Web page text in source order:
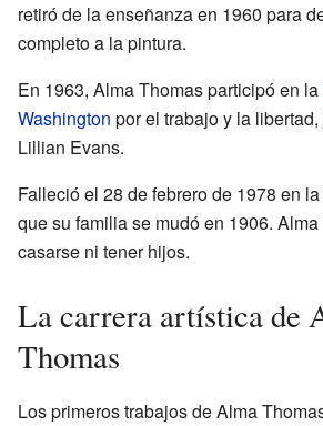
retiró de la enseñanza en 1960 para
completo a la pintura.
En 1963, Alma Thomas participó en la
Washington por el trabajo y la
Lillian Evans.
Falleció el 28 de febrero de 1978 en
que su familia se mudó en 1906.
casarse ni tener hijos.
La carrera artística de
Thomas
Los primeros trabajos de Alma